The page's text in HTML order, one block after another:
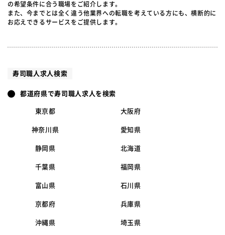
の希望条件に合う職場をご紹介します。
また、今までとは全く違う他業界への転職を考えている方にも、横断的に
お応えできるサービスをご提供します。
寿司職人求人検索
都道府県で寿司職人求人を検索
東京都 大阪府
神奈川県 愛知県
静岡県 北海道
千葉県 福岡県
富山県 石川県
京都府 兵庫県
沖縄県 埼玉県